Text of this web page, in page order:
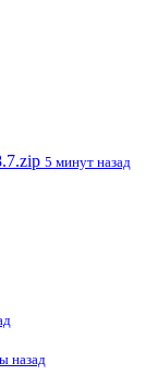
5 минут назад
назад